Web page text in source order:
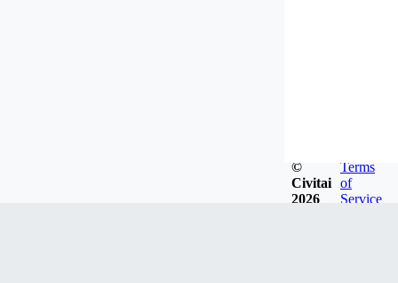
©
Civitai
2026
Terms
of
Service